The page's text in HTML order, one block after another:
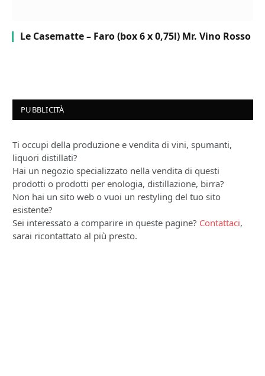
Le Casematte – Faro (box 6 x 0,75l) Mr. Vino Rosso
PUBBLICITÀ
Ti occupi della produzione e vendita di vini, spumanti,
liquori distillati?
Hai un negozio specializzato nella vendita di questi
prodotti o prodotti per enologia, distillazione, birra?
Non hai un sito web o vuoi un restyling del tuo sito
esistente?
Sei interessato a comparire in queste pagine? Contattaci,
sarai ricontattato al più presto.